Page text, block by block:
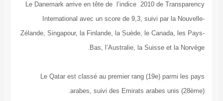
Le Danemark arrive en tête de l’indice 2010 de Transparency
International avec un score de 9,3, suivi par la Nouvelle-
Zélande, Singapour, la Finlande, la Suède, le Canada, les Pays-
Bas, l’Australie, la Suisse et la Norvège.
Le Qatar est classé au premier rang (19e) parmi les pays
arabes, suivi des Emirats arabes unis (28ème).